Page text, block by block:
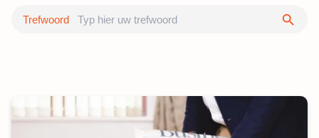
Trefwoord Zoeken
12 aantal items zijn gevonden. U vindt hier 12 items op